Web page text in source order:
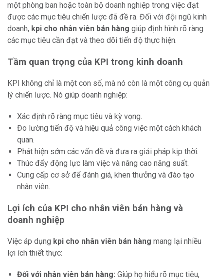
một phòng ban hoặc toàn bộ doanh nghiệp trong việc đạt
được các mục tiêu chiến lược đã đề ra. Đối với đội ngũ kinh
doanh, kpi cho nhân viên bán hàng giúp định hình rõ ràng
các mục tiêu cần đạt và theo dõi tiến độ thực hiện.
Tầm quan trọng của KPI trong kinh doanh
KPI không chỉ là một con số, mà nó còn là một công cụ quản
lý chiến lược. Nó giúp doanh nghiệp:
Xác định rõ ràng mục tiêu và kỳ vọng.
Đo lường tiến độ và hiệu quả công việc một cách khách
quan.
Phát hiện sớm các vấn đề và đưa ra giải pháp kịp thời.
Thúc đẩy động lực làm việc và nâng cao năng suất.
Cung cấp cơ sở để đánh giá, khen thưởng và đào tạo
nhân viên.
Lợi ích của KPI cho nhân viên bán hàng và
doanh nghiệp
Việc áp dụng kpi cho nhân viên bán hàng mang lại nhiều
lợi ích thiết thực:
Đối với nhân viên bán hàng: Giúp họ hiểu rõ mục tiêu,